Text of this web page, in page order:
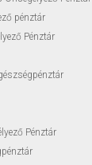
pénztár
Pénztár
Pénztár